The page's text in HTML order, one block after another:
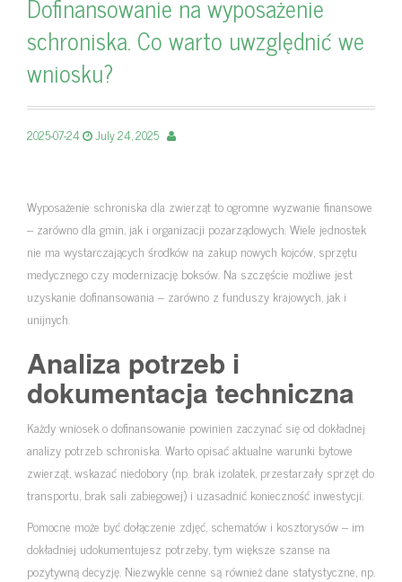
schroniska. Co warto uwzględnić we
wniosku?
2025-07-24 July 24, 2025
Wyposażenie schroniska dla zwierząt to ogromne wyzwanie finansowe
– zarówno dla gmin, jak i organizacji pozarządowych. Wiele jednostek
nie ma wystarczających środków na zakup nowych kojców, sprzętu
medycznego czy modernizację boksów. Na szczęście możliwe jest
uzyskanie dofinansowania – zarówno z funduszy krajowych, jak i
unijnych.
Analiza potrzeb i
dokumentacja techniczna
Każdy wniosek o dofinansowanie powinien zaczynać się od dokładnej
analizy potrzeb schroniska. Warto opisać aktualne warunki bytowe
zwierząt, wskazać niedobory (np. brak izolatek, przestarzały sprzęt do
transportu, brak sali zabiegowej) i uzasadnić konieczność inwestycji.
Pomocne może być dołączenie zdjęć, schematów i kosztorysów – im
dokładniej udokumentujesz potrzeby, tym większe szanse na
pozytywną decyzję. Niezwykle cenne są również dane statystyczne, np.